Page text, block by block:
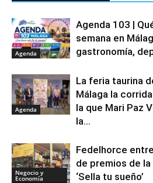
Agenda
Agenda 103 |
semana en
gastronomía,
Agenda
La feria taurina
Málaga la
la que Mari Paz
la...
Negocio y
Economía
Fedelhorce
de premios de
‘Sella tu sueño’